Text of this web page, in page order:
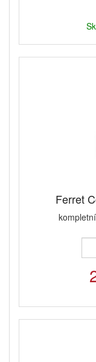
Ferret